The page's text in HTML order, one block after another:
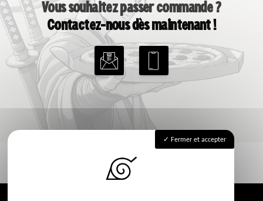
Vous souhaitez passer commande ?
Contactez-nous dès maintenant !
Fermer et accepter